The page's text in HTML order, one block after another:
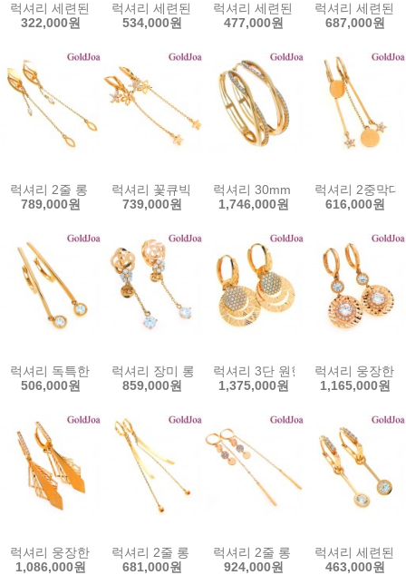
럭셔리 세련된 원형 큐빅 14k메달 (lov-10146p) 14k팬던트 목걸이 골
322,000원
럭셔리 세련된 별 일체형 큐빅 14k목걸이 (lov-
534,000원
럭셔리 세련된 장미 큐빅 14k메
477,000원
럭셔리 세련된
687,000원
럭셔리 2줄 롱 원터치 큐빅 14k귀걸이 (lov-11990e) 14k이어링 골드조
789,000원
럭셔리 꽃큐빅 롱 원터치 14k귀걸이 (lov-11980e)
739,000원
럭셔리 30mm 웅장한 원터치 큐
1,746,000원
럭셔리 2중막
616,000원
럭셔리 독특한 원터치 큐빅 14k귀걸이 (lov-12257e) 14k이어링 골드
506,000원
럭셔리 장미 롱 원터치 큐빅 14k귀걸이 (lov-
859,000원
럭셔리 3단 원형 원터치 큐빅
1,375,000원
럭셔리 웅장한
1,165,000원
럭셔리 웅장한 3단 원터치 큐빅 14k귀걸이 (lov-11863e) 14k이어링 골
1,086,000원
럭셔리 2줄 롱 원터치 큐빅 14k귀걸이 (lov-12202e)
681,000원
럭셔리 2줄 롱 원터치 큐빅 14k
924,000원
럭셔리 세련된
463,000원